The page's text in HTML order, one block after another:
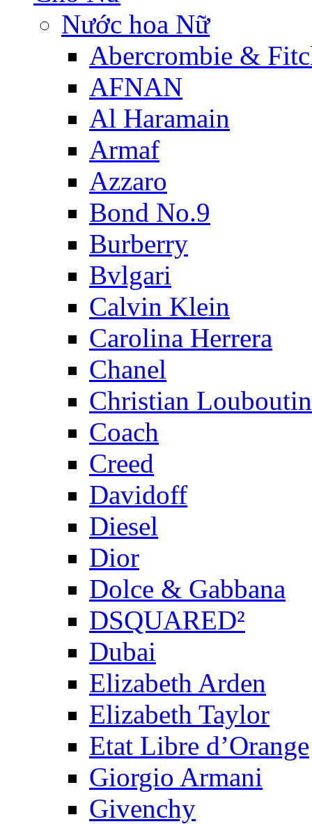
Nước hoa Nữ
Abercrombie &
AFNAN
Al Haramain
Armaf
Azzaro
Bond No.9
Burberry
Bvlgari
Calvin Klein
Carolina Herrera
Chanel
Christian Louboutin
Coach
Creed
Davidoff
Diesel
Dior
Dolce & Gabbana
DSQUARED²
Dubai
Elizabeth Arden
Elizabeth Taylor
Etat Libre d’Orange
Giorgio Armani
Givenchy